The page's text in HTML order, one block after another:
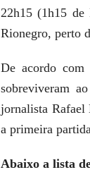
22h15 (1h15
Rionegro, perto
De acordo com
sobreviveram
jornalista Rafael
a primeira
Abaixo a lista